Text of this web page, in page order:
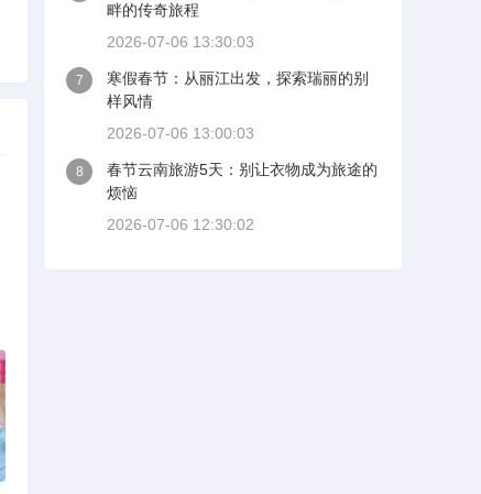
畔的传奇旅程
2026-07-06 13:30:03
7
寒假春节：从丽江出发，探索瑞丽的别
样风情
2026-07-06 13:00:03
8
春节云南旅游5天：别让衣物成为旅途的
烦恼
2026-07-06 12:30:02